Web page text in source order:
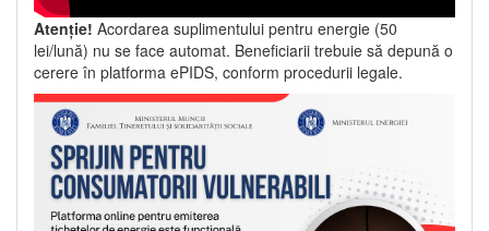
Atenție! Acordarea suplimentului pentru energie (50
lei/lună) nu se face automat. Beneficiarii trebuie să depună o
cerere în platforma ePIDS, conform procedurii legale.